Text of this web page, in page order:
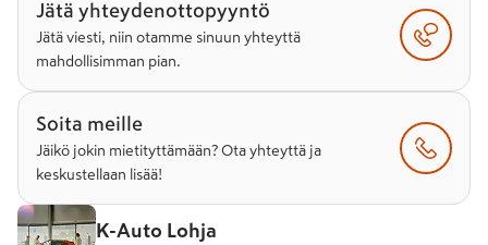
Jätä yhteydenottopyyntö
Jätä viesti, niin otamme sinuun yhteyttä
mahdollisimman pian.
Soita meille
Jäikö jokin mietityttämään? Ota yhteyttä ja
keskustellaan lisää!
K-Auto Lohja